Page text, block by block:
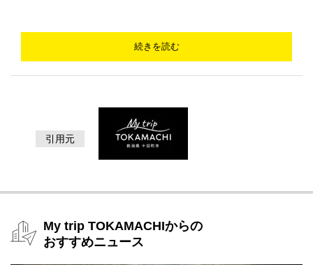
これからやってくる春の季節にお見掛けする山菜たち。これまた
次はキノコ。優しく触って良いということなので、シイタケやエ
ノキダケを触ってみると、固い触り心地から作られた物とわかる
のですが、マイタケの触感はスゴイ。
最後の展示は里山のいきものです。見覚えのある身近な動物たち
のはく製と共にカプセルトイも展示。
続きを読む
引用元
My trip TOKAMACHIからの
おすすめニュース